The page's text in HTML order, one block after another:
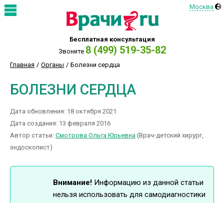
Бесплатная консультация
Звоните 8 (499) 519-35-82
Москва
Главная Органы Болезни сердца
БОЛЕЗНИ СЕРДЦА
Дата обновления: 18 октября 2021
Дата создания: 13 февраля 2016
Автор статьи: Смотрова Ольга Юрьевна (Врач-детский хирург,
эндоскопист)
Внимание! Информацию из данной статьи
нельзя использовать для самодиагностики